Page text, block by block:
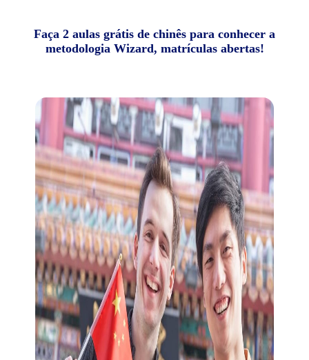
Faça 2 aulas grátis de chinês para conhecer a
metodologia Wizard, matrículas abertas!